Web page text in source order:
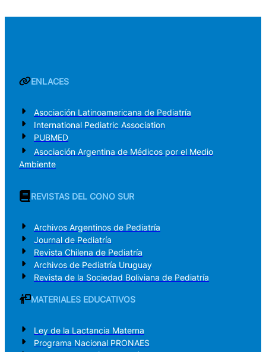
ENLACES
Asociación Latinoamericana de Pediatría
International Pediatric Association
PUBMED
Asociación Argentina de Médicos por el Medio
Ambiente
REVISTAS DEL CONO SUR
Archivos Argentinos de Pediatría
Journal de Pediatría
Revista Chilena de Pediatría
Archivos de Pediatría Uruguay
Revista de la Sociedad Boliviana de Pediatría
MATERIALES EDUCATIVOS
Ley de la Lactancia Materna
Programa Nacional PRONAES